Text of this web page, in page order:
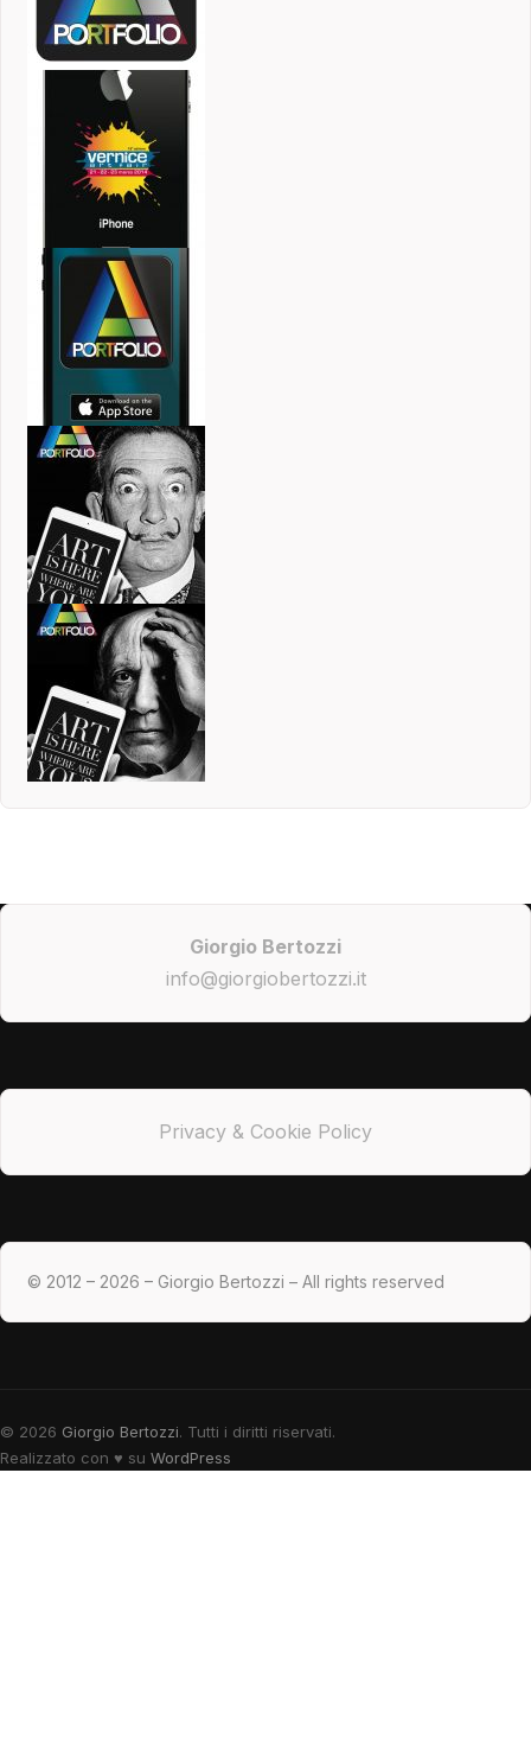
Giorgio Bertozzi
info@giorgiobertozzi.it
Privacy & Cookie Policy
© 2012 – 2026 – Giorgio Bertozzi – All rights reserved
© 2026 Giorgio Bertozzi. Tutti i diritti riservati.
Realizzato con ♥ su WordPress